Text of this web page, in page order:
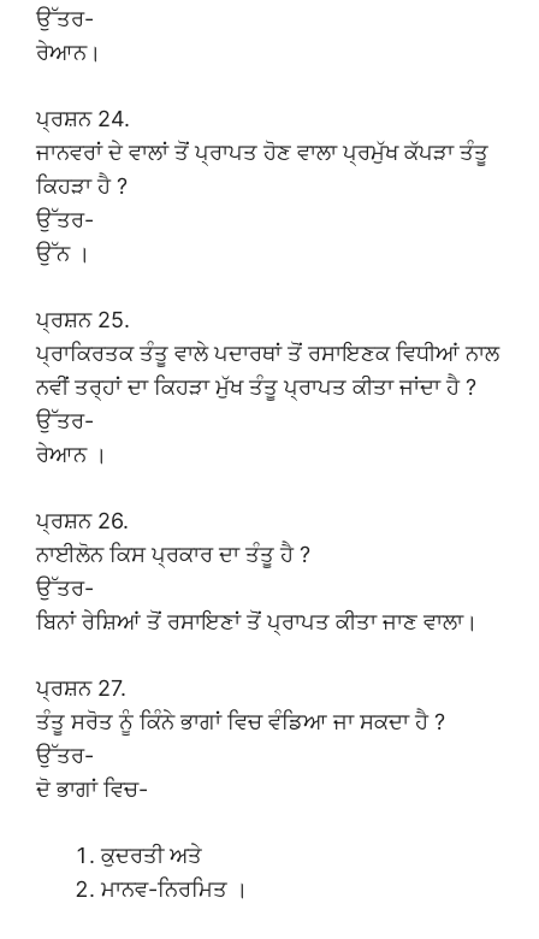
ਉੱਤਰ-
ਰੇਆਨ।
ਪ੍ਰਸ਼ਨ 24.
ਜਾਨਵਰਾਂ ਦੇ ਵਾਲਾਂ ਤੋਂ ਪ੍ਰਾਪਤ ਹੋਣ ਵਾਲਾ ਪ੍ਰਮੁੱਖ ਕੱਪੜਾ ਤੰਤੂ
ਕਿਹੜਾ ਹੈ ?
ਉੱਤਰ-
ਉੱਨ ।
ਪ੍ਰਸ਼ਨ 25.
ਪ੍ਰਾਕਿਰਤਕ ਤੰਤੂ ਵਾਲੇ ਪਦਾਰਥਾਂ ਤੋਂ ਰਸਾਇਣਕ ਵਿਧੀਆਂ ਨਾਲ
ਨਵੀਂ ਤਰ੍ਹਾਂ ਦਾ ਕਿਹੜਾ ਮੁੱਖ ਤੰਤੂ ਪ੍ਰਾਪਤ ਕੀਤਾ ਜਾਂਦਾ ਹੈ ?
ਉੱਤਰ-
ਰੇਆਨ ।
ਪ੍ਰਸ਼ਨ 26.
ਨਾਈਲੋਨ ਕਿਸ ਪ੍ਰਕਾਰ ਦਾ ਤੰਤੂ ਹੈ ?
ਉੱਤਰ-
ਬਿਨਾਂ ਰੇਸ਼ਿਆਂ ਤੋਂ ਰਸਾਇਣਾਂ ਤੋਂ ਪ੍ਰਾਪਤ ਕੀਤਾ ਜਾਣ ਵਾਲਾ।
ਪ੍ਰਸ਼ਨ 27.
ਤੰਤੂ ਸਰੋਤ ਨੂੰ ਕਿੰਨੇ ਭਾਗਾਂ ਵਿਚ ਵੰਡਿਆ ਜਾ ਸਕਦਾ ਹੈ ?
ਉੱਤਰ-
ਦੋ ਭਾਗਾਂ ਵਿਚ-
ਕੁਦਰਤੀ ਅਤੇ
ਮਾਨਵ-ਨਿਰਮਿਤ ।